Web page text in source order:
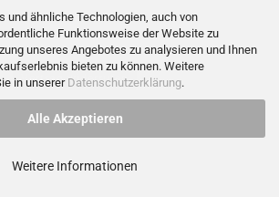
und ähnliche Technologien, auch von
Funktionsweise der Website zu
unseres Angebotes zu analysieren und Ihnen
bieten zu können. Weitere
in unserer Datenschutzerklärung.
Alle Akzeptieren
Weitere Informationen
Vertrag widerrufen